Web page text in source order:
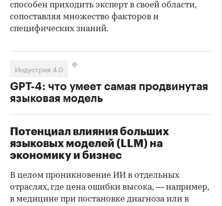
способен приходить эксперт в своей области,
сопоставляя множество факторов и
специфических знаний.
GPT-4: что умеет самая продвинутая
языковая модель
Индустрия 4.0
Потенциал влияния больших
языковых моделей (LLM) на
экономику и бизнес
В целом проникновение ИИ в отдельных
отраслях, где цена ошибки высока, — например,
в медицине при постановке диагноза или в